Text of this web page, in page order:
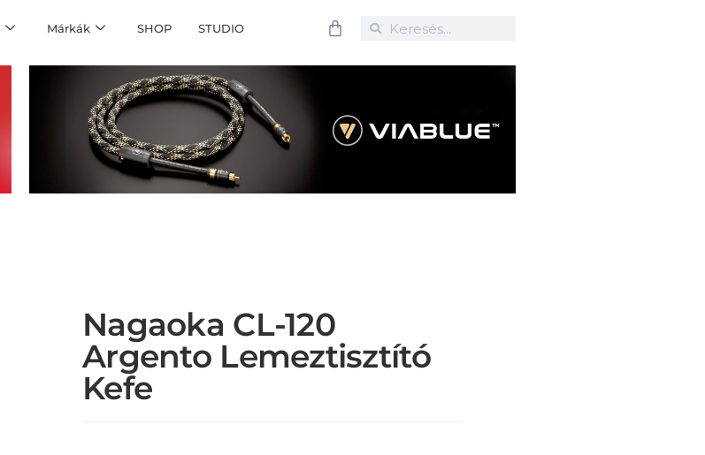
Márkák SHOP STUDIO
Nagaoka CL-120
Argento Lemeztisztító
Kefe